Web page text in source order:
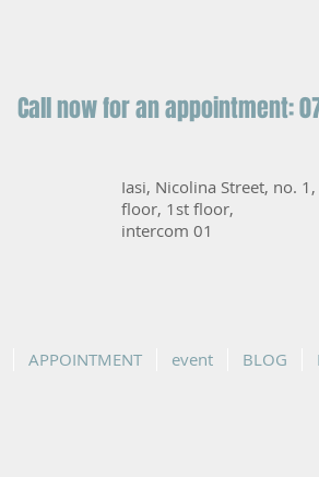
Call now for an appointment:
Iasi, Nicolina Street, no.
floor, 1st floor,
intercom 01
APPOINTMENT event BLOG